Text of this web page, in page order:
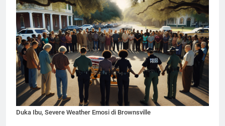
Duka Ibu, Severe Weather Emosi di Brownsville